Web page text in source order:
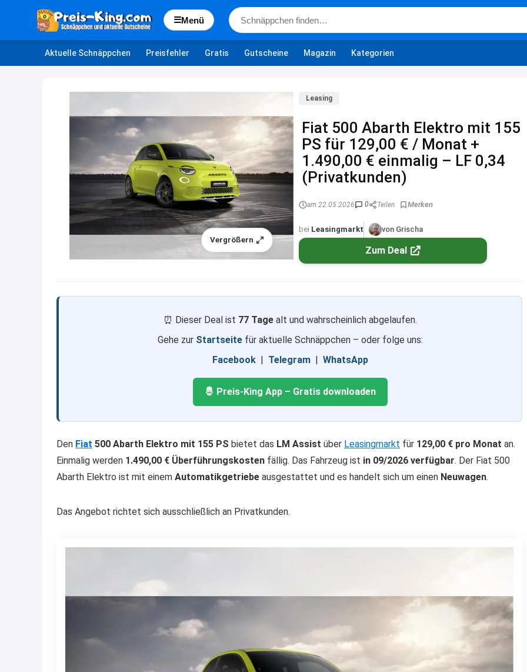
☰Menü
Aktuelle Schnäppchen Preisfehler Gratis Gutscheine Magazin Kategorien
Vergrößern
Leasing
Fiat 500 Abarth Elektro mit 155
PS für 129,00 € / Monat +
1.490,00 € einmalig – LF 0,34
(Privatkunden)
am 22.05.2026 0 Teilen
bei Leasingmarkt von Grischa
Zum Deal
⏰ Dieser Deal ist 77 Tage alt und wahrscheinlich abgelaufen.
Gehe zur Startseite für aktuelle Schnäppchen – oder folge uns:
Facebook | Telegram | WhatsApp
🤴 Preis-King App – Gratis downloaden
Den Fiat 500 Abarth Elektro mit 155 PS bietet das LM Assist über Leasingmarkt für 129,00 € pro Monat an.
Einmalig werden 1.490,00 € Überführungskosten fällig. Das Fahrzeug ist in 09/2026 verfügbar. Der Fiat 500
Abarth Elektro ist mit einem Automatikgetriebe ausgestattet und es handelt sich um einen Neuwagen.
Das Angebot richtet sich ausschließlich an Privatkunden.